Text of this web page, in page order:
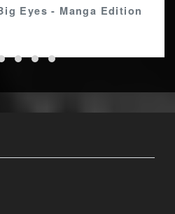
Eyes - Manga Edition